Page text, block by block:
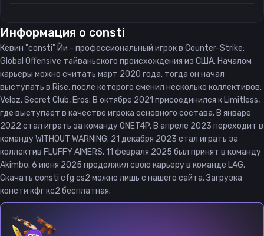
Информация о consti
Кевин "consti" Йи - профессиональный игрок в Counter-Strike:
Global Offensive тайваньского происхождения из США. Началом
карьеры можно считать март 2020 года, тогда он начал
выступать в Rise, после которого сменил несколько коллективов:
Veloz, Secret Club, Eros. В октябре 2021 присоединился к Limitless,
где выступает в качестве игрока основного состава. В январе
2022 стал играть за команду ONET4P. В апреле 2023 переходит в
команду WITHOUT WARNING. 21 декабря 2023 стал играть за
коллектив FLUFFY AIMERS. 11 февраля 2025 был принят в команду
Akimbo. 6 июня 2025 продолжил свою карьеру в команде LAG.
Скачать consti cfg cs2 можно лишь с нашего сайта. Загрузка
консти кфг кс2 бесплатная.